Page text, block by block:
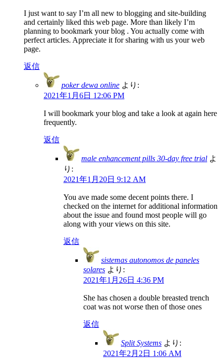
I just want to say I’m all new to blogging and site-building
and certainly liked this web page. More than likely I’m
planning to bookmark your blog . You actually come with
perfect articles. Appreciate it for sharing with us your web
page.
返信
poker dewa online より:
2021年1月6日 12:06 PM
I will bookmark your blog and take a look at again here
frequently.
返信
male enhancement pills 30-day free trial よ
り:
2021年1月20日 9:12 AM
You ave made some decent points there. I
checked on the internet for additional information
about the issue and found most people will go
along with your views on this site.
返信
sistemas autonomos de paneles
solares より:
2021年1月26日 4:36 PM
She has chosen a double breasted trench
coat was not worse then of those ones
返信
Split Systems より:
2021年2月2日 1:06 AM